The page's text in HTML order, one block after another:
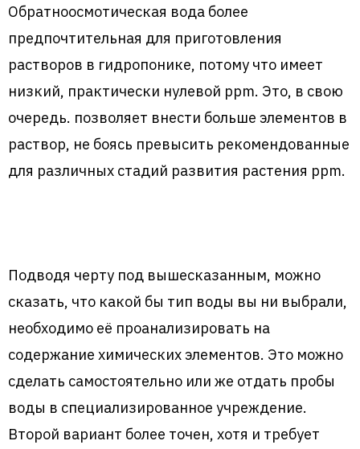
Обратноосмотическая вода более
предпочтительная для приготовления
растворов в гидропонике, потому что имеет
низкий, практически нулевой ppm. Это, в свою
очередь. позволяет внести больше элементов в
раствор, не боясь превысить рекомендованные
для различных стадий развития растения ppm.
Подводя черту под вышесказанным, можно
сказать, что какой бы тип воды вы ни выбрали,
необходимо её проанализировать на
содержание химических элементов. Это можно
сделать самостоятельно или же отдать пробы
воды в специализированное учреждение.
Второй вариант более точен, хотя и требует